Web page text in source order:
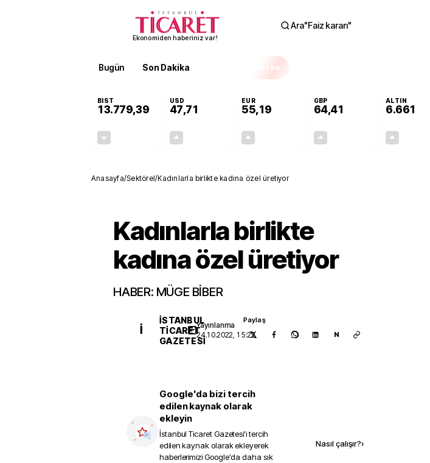
Ekonomiden haberiniz var!
Ara"Faiz kararı"
Bugün Son Dakika EKSTRA
BIST
13.779,39
USD
47,71
EUR
55,19
GBP
64,41
ALTIN
6.661
Anasayfa/Sektörel/Kadınlarla birlikte kadına özel üretiyor
Kadınlarla birlikte
kadına özel üretiyor
HABER: MÜGE BİBER
İ
İSTANBUL
TICARET
GAZETESI
Yayınlanma
24.10.2022, 15:22
Paylaş
N
Google'da bizi tercih
edilen kaynak olarak
ekleyin
İstanbul Ticaret Gazetesi'i tercih
edilen kaynak olarak ekleyerek
haberlerimizi Google'da daha sık
Nasıl çalışır?›